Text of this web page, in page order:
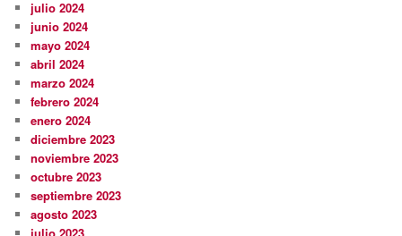
julio 2024
junio 2024
mayo 2024
abril 2024
marzo 2024
febrero 2024
enero 2024
diciembre 2023
noviembre 2023
octubre 2023
septiembre 2023
agosto 2023